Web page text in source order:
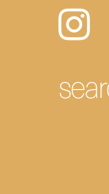
Instagram